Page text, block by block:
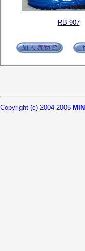
RB-907
Copyright (c) 2004-2005